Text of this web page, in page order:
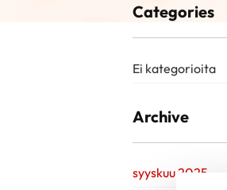
Categories
Ei kategorioita
Archive
syyskuu 2025